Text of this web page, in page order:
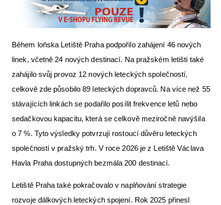
Během loňska Letiště Praha podpořilo zahájení 46 nových
linek, včetně 24 nových destinací. Na pražském letišti také
zahájilo svůj provoz 12 nových leteckých společností,
celkově zde působilo 89 leteckých dopravců. Na více než 55
stávajících linkách se podařilo posílit frekvence letů nebo
sedačkovou kapacitu, která se celkově meziročně navýšila
o 7 %. Tyto výsledky potvrzují rostoucí důvěru leteckých
společností v pražský trh. V roce 2026 je z Letiště Václava
Havla Praha dostupných bezmála 200 destinací.
Letiště Praha také pokračovalo v naplňování strategie
rozvoje dálkových leteckých spojení. Rok 2025 přinesl